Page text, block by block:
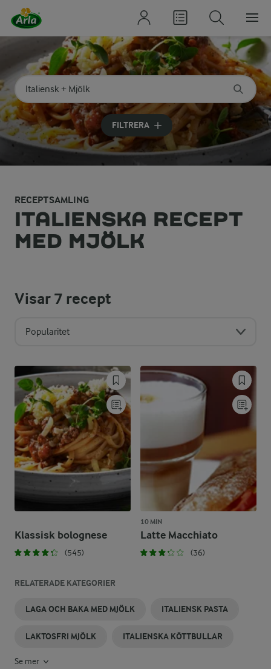
Sök på kategori eller ingrediens
Skriv in sökord för att få förslag
FILTRERA
RECEPTSAMLING
ITALIENSKA RECEPT
MED MJÖLK
Visar7 recept
Popularitet
Klassisk bolognese
(545)
10 MIN
Latte Macchiato
(36)
RELATERADE KATEGORIER
LAGA OCH BAKA MED MJÖLK ITALIENSK PASTA
LAKTOSFRI MJÖLK ITALIENSKA KÖTTBULLAR
Se mer